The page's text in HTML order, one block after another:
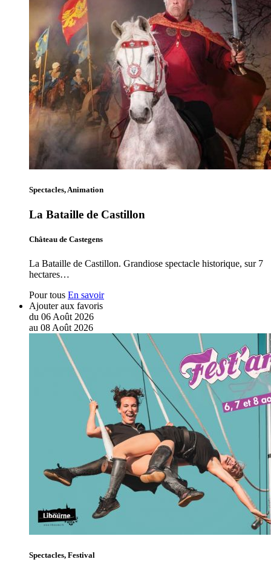
Spectacles, Animation
La Bataille de Castillon
Château de Castegens
La Bataille de Castillon. Grandiose spectacle historique, sur 7
hectares…
Pour tous En savoir
Ajouter aux favoris
du 06 Août 2026
au 08 Août 2026
Spectacles, Festival